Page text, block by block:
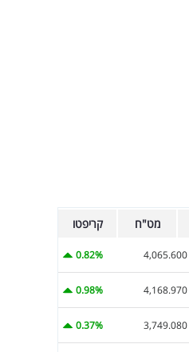
מט"ח קריפטו
4,065.600
0.82%
4,168.970
0.98%
3,749.080
0.37%